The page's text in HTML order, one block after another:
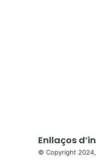
Enllaços
© Copyright 2024,